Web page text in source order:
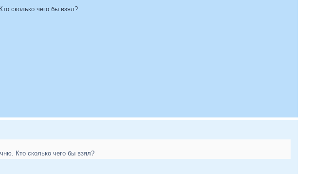
сколько чего бы взял?
Кто сколько чего бы взял?